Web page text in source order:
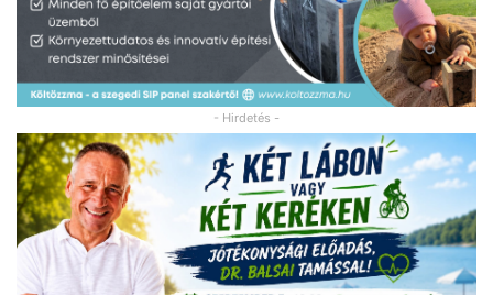
- Hirdetés -